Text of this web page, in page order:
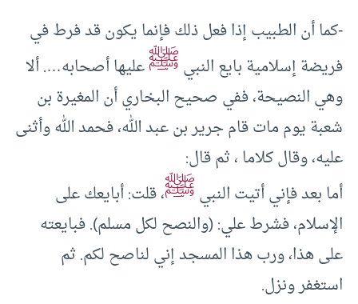
-كما أن الطبيب إذا فعل ذلك فإنما يكون قد فرط في
فريضة إسلامية بايع النبيﷺعليها أصحابه…. ألا
وهي النصيحة، ففي صحيح البخاري أن المغيرة بن
شعبة يوم مات قام جرير بن عبد الله، فحمد الله وأثنى
عليه، وقال كلاما ، ثم قال:
أما بعد فإني أتيت النبيﷺ، قلت: أبايعك على
الإسلام، فشرط علي: (والنصح لكل مسلم). فبايعته
على هذا، ورب هذا المسجد إني لناصح لكم. ثم
استغفر ونزل.